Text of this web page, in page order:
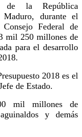
de la República
Maduro, durante el
Federal de
mil 250 millones de
para el desarrollo
2018 es el
de Estado.
mil millones de
y demás